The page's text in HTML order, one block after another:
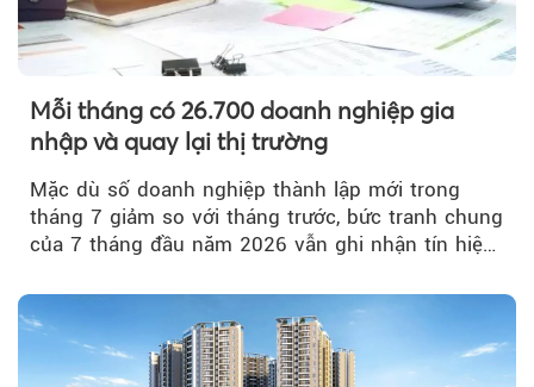
Mỗi tháng có 26.700 doanh nghiệp gia
nhập và quay lại thị trường
Mặc dù số doanh nghiệp thành lập mới trong
tháng 7 giảm so với tháng trước, bức tranh chung
của 7 tháng đầu năm 2026 vẫn ghi nhận tín hiệu